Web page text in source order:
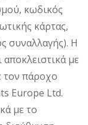
κωδικός
κάρτας,
συναλλαγής). Η
με
τον πάροχο
Europe Ltd.
με το